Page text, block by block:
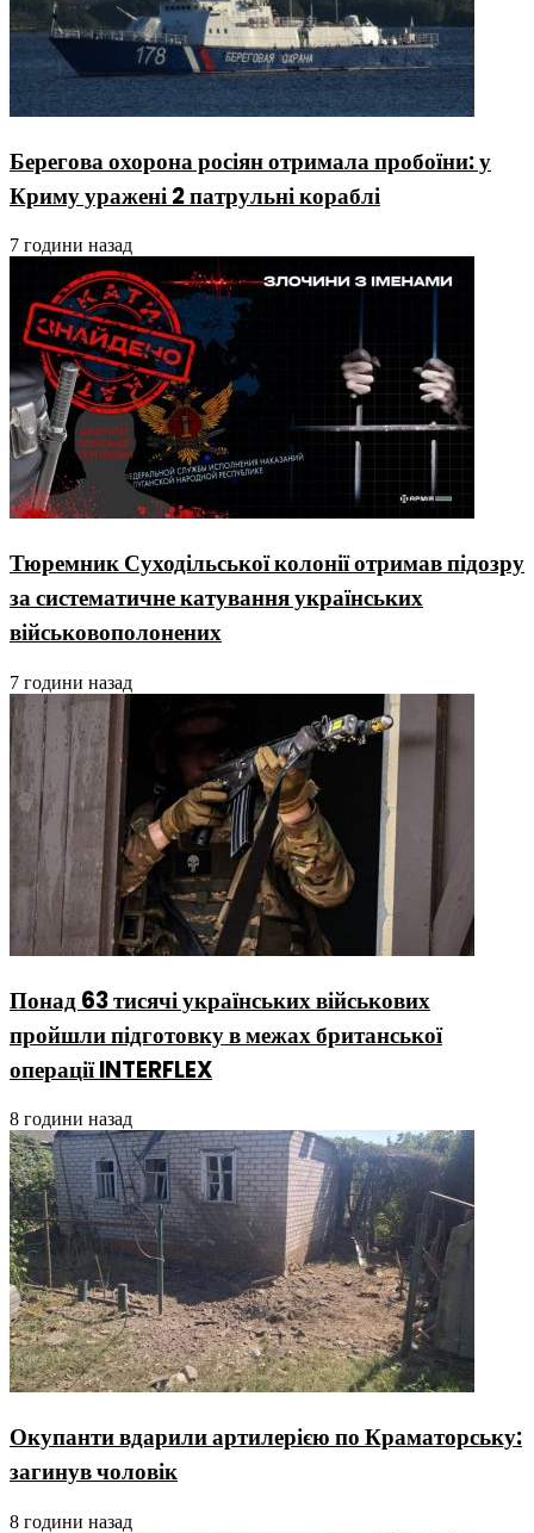
Берегова охорона росіян отримала пробоїни: у
Криму уражені 2 патрульні кораблі
7 години назад
Тюремник Суходільської колонії отримав підозру
за систематичне катування українських
військовополонених
7 години назад
Понад 63 тисячі українських військових
пройшли підготовку в межах британської
операції INTERFLEX
8 години назад
Окупанти вдарили артилерією по Краматорську:
загинув чоловік
8 години назад